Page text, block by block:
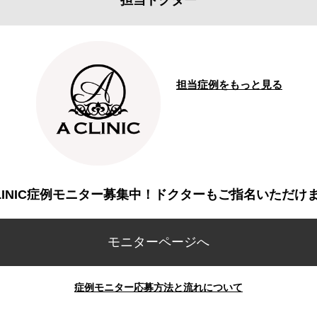
担当症例をもっと見る
症例モニター募集中！ドクターもご指名いただけ
モニターページへ
症例モニター応募方法と流れについて